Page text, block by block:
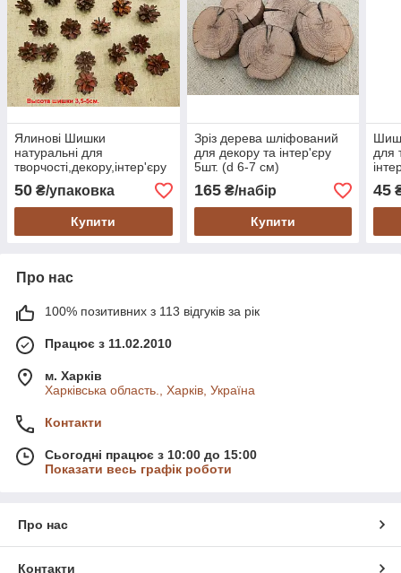
Ялинові Шишки
натуральні для
творчості,декору,інтер'єру
будинку,набір 30 шт. (3,5
див.)
50 ₴/упаковка
Купити
Зріз дерева шліфований
для декору та інтер'єру
5шт. (d 6-7 см)
165₴/набір
Купити
для
45
Про нас
100% позитивних з 113 відгуків за рік
Працює з 11.02.2010
м. Харків
Харківська область., Харків, Україна
Контакти
Сьогодні працює з 10:00 до 15:00
Показати весь графік роботи
Про нас
Контакти